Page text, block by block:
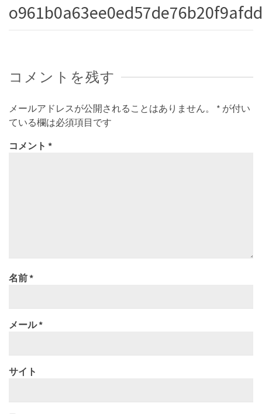
コメントを残す
メールアドレスが公開されることはありません。 * が付い
ている欄は必須項目です
コメント *
名前*
メール*
サイト